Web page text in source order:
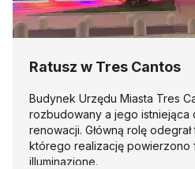
Ratusz w Tres Cantos
Budynek Urzędu Miasta Tres
rozbudowany a jego istniejąca
renowacji. Główną rolę
którego realizację powierzono
illuminazione.